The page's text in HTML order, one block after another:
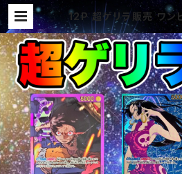
12P 超ゲリラ販売 ワンピース 超激ア
ツ 新弾画像確定パック
パ ブラザーズ オリパ
カ、ワンピース、遊戯王、
ゴンボール)